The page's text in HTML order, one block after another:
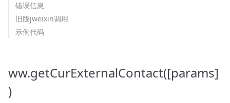
错误信息
旧版jweixin调用
示例代码
ww.getCurExternalContact([params]
)